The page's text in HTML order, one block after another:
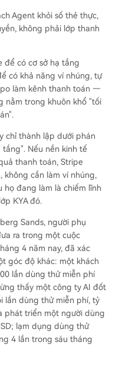
Agent khỏi số thẻ thực,
không phải lớp thanh
để có cơ sở hạ tầng
có khả năng ví nhúng, tự
làm kênh thanh toán —
nằm trong khuôn khổ "tối
chỉ thành lập dưới phán
tầng". Nếu nền kinh tế
thanh toán, Stripe
không cần làm ví nhúng,
họ đang làm là chiếm lĩnh
KYA đó.
Sands, người phụ
ra trong một cuộc
4 năm nay, đã xác
góc độ khác: một khách
lần dùng thử miễn phí
thấy một công ty AI đốt
lần dùng thử miễn phí, tỷ
phát triển một người dùng
lạm dụng dùng thử
4 lần trong sáu tháng